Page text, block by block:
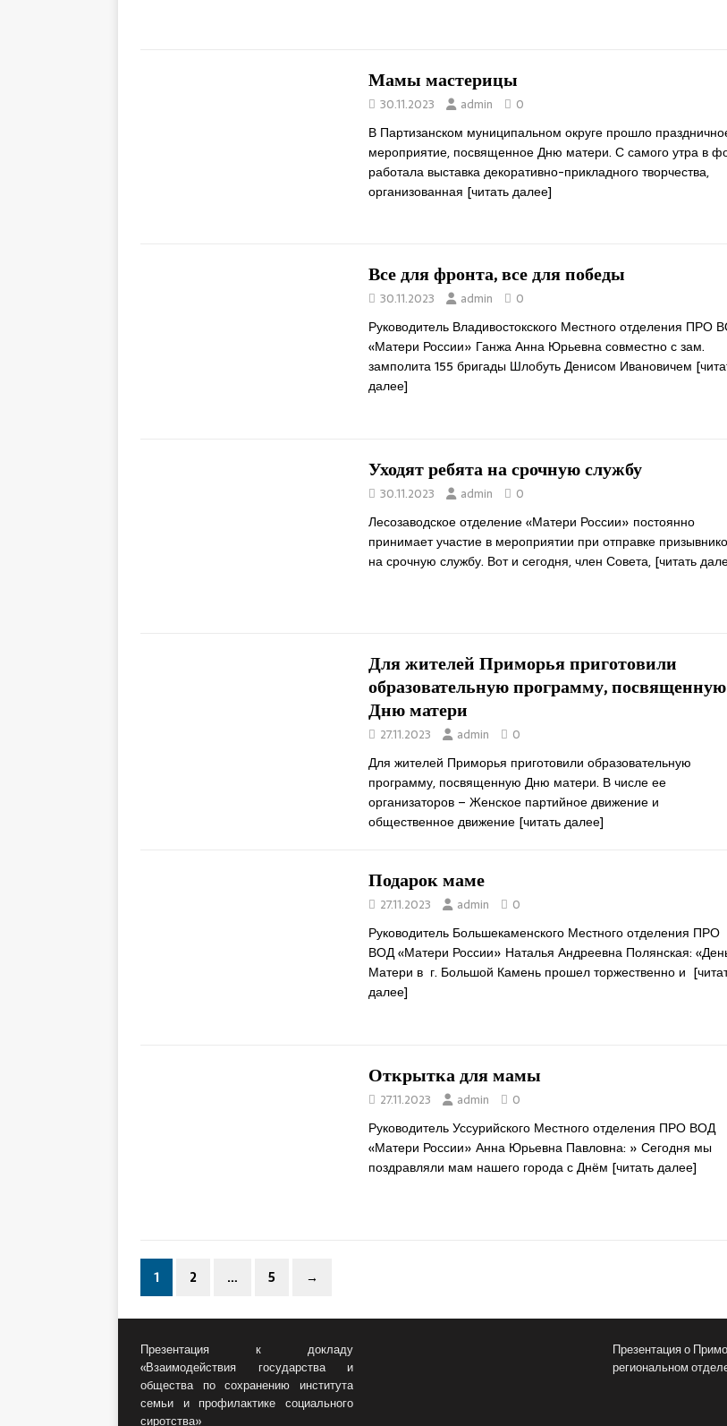
Мамы мастерицы
30.11.2023 admin 0
В Партизанском муниципальном округе прошло
мероприятие, посвященное Дню матери. С самого утра в
работала выставка декоративно-прикладного творчества,
организованная [читать далее]
Все для фронта, все для победы
30.11.2023 admin 0
Руководитель Владивостокского Местного отделения ПРО
«Матери России» Ганжа Анна Юрьевна совместно с зам.
замполита 155 бригады Шлобуть Денисом Ивановичем
далее]
Уходят ребята на срочную службу
30.11.2023 admin 0
Лесозаводское отделение «Матери России» постоянно
принимает участие в мероприятии при отправке
на срочную службу. Вот и сегодня, член Совета, [читать
Для жителей Приморья приготовили
образовательную программу, посвященную
Дню матери
27.11.2023 admin 0
Для жителей Приморья приготовили образовательную
программу, посвященную Дню матери. В числе ее
организаторов – Женское партийное движение и
общественное движение [читать далее]
Подарок маме
27.11.2023 admin 0
Руководитель Большекаменского Местного отделения ПРО
ВОД «Матери России» Наталья Андреевна Полянская:
Матери в г. Большой Камень прошел торжественно и
далее]
Открытка для мамы
27.11.2023 admin 0
Руководитель Уссурийского Местного отделения ПРО ВОД
«Матери России» Анна Юрьевна Павловна: » Сегодня мы
поздравляли мам нашего города с Днём [читать далее]
1 2 … 5 →
Презентация к докладу
«Взаимодействия государства и
общества по сохранению института
семьи и профилактике социального
сиротства»
Презентация о
региональном